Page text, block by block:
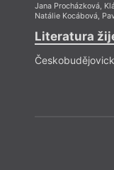
Jana Procházková,
Natálie Kocábová,
Literatura